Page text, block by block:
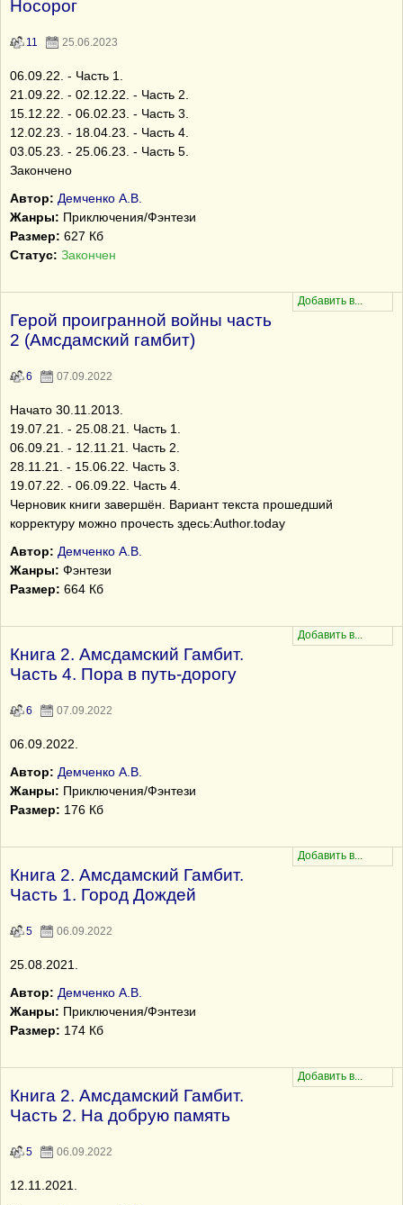
Носорог
11 25.06.2023
06.09.22. - Часть 1.
21.09.22. - 02.12.22. - Часть 2.
15.12.22. - 06.02.23. - Часть 3.
12.02.23. - 18.04.23. - Часть 4.
03.05.23. - 25.06.23. - Часть 5.
Закончено
Автор: Демченко А.В.
Жанры: Приключения/Фэнтези
Размер: 627 Кб
Статус: Закончен
Герой проигранной войны часть
2 (Амсдамский гамбит)
6 07.09.2022
Начато 30.11.2013.
19.07.21. - 25.08.21. Часть 1.
06.09.21. - 12.11.21. Часть 2.
28.11.21. - 15.06.22. Часть 3.
19.07.22. - 06.09.22. Часть 4.
Черновик книги завершён. Вариант текста прошедший
корректуру можно прочесть здесь:Author.today
Автор: Демченко А.В.
Жанры: Фэнтези
Размер: 664 Кб
Книга 2. Амсдамский Гамбит.
Часть 4. Пора в путь-дорогу
6 07.09.2022
06.09.2022.
Автор: Демченко А.В.
Жанры: Приключения/Фэнтези
Размер: 176 Кб
Книга 2. Амсдамский Гамбит.
Часть 1. Город Дождей
5 06.09.2022
25.08.2021.
Автор: Демченко А.В.
Жанры: Приключения/Фэнтези
Размер: 174 Кб
Книга 2. Амсдамский Гамбит.
Часть 2. На добрую память
5 06.09.2022
12.11.2021.